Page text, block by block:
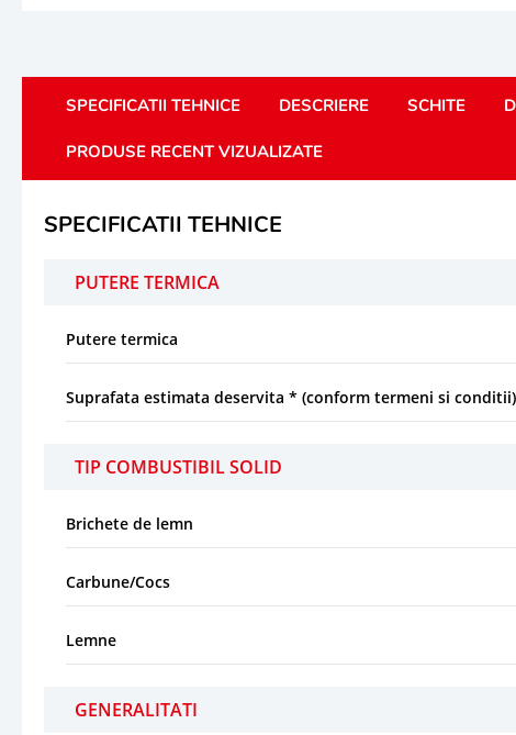
SPECIFICATII TEHNICE DESCRIERE SCHITE
PRODUSE RECENT VIZUALIZATE
SPECIFICATII TEHNICE
PUTERE TERMICA
Putere termica
Suprafata estimata deservita * (conform termeni si conditii)
TIP COMBUSTIBIL SOLID
Brichete de lemn
Carbune/Cocs
Lemne
GENERALITATI